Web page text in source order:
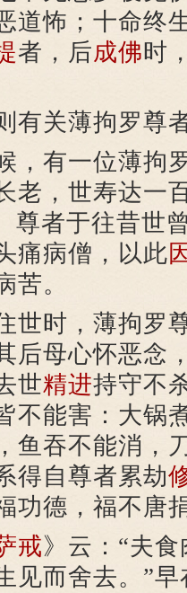
道怖；十命终
者，后成佛时
关薄拘罗尊
有一位薄拘
老，世寿达一
尊者于往昔世
痛病僧，以此
苦。
时，薄拘罗
后母心怀恶念
世精进持守不
不能害：大锅
鱼吞不能消，
得自尊者累劫
功德，福不唐
戒》云：“夫
见而舍去。”